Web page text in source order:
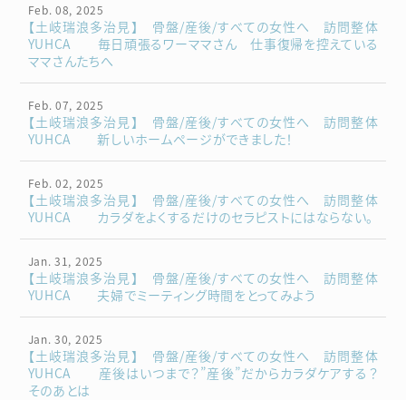
Feb. 08, 2025
【土岐瑞浪多治見】 骨盤/産後/すべての女性へ 訪問整体
YUHCA 毎日頑張るワーママさん 仕事復帰を控えている
ママさんたちへ
Feb. 07, 2025
【土岐瑞浪多治見】 骨盤/産後/すべての女性へ 訪問整体
YUHCA 新しいホームページができました！
Feb. 02, 2025
【土岐瑞浪多治見】 骨盤/産後/すべての女性へ 訪問整体
YUHCA カラダをよくするだけのセラピストにはならない。
Jan. 31, 2025
【土岐瑞浪多治見】 骨盤/産後/すべての女性へ 訪問整体
YUHCA 夫婦でミーティング時間をとってみよう
Jan. 30, 2025
【土岐瑞浪多治見】 骨盤/産後/すべての女性へ 訪問整体
YUHCA 産後はいつまで？”産後”だからカラダケアする？
そのあとは